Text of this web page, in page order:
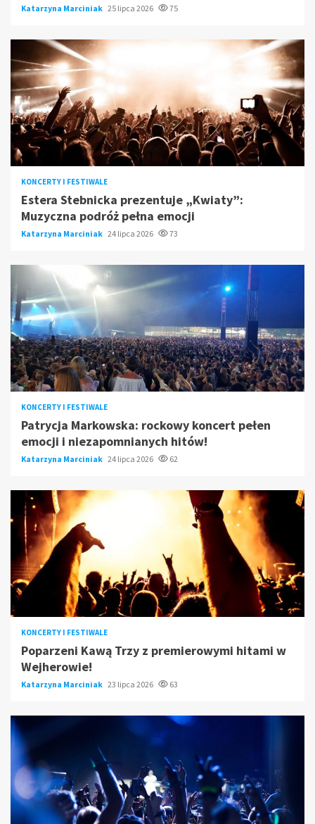
Katarzyna Marciniak 25 lipca 2026 75
KONCERTY I FESTIWALE
Estera Stebnicka prezentuje „Kwiaty”:
Muzyczna podróż pełna emocji
Katarzyna Marciniak 24 lipca 2026 73
KONCERTY I FESTIWALE
Patrycja Markowska: rockowy koncert pełen
emocji i niezapomnianych hitów!
Katarzyna Marciniak 24 lipca 2026 62
KONCERTY I FESTIWALE
Poparzeni Kawą Trzy z premierowymi hitami w
Wejherowie!
Katarzyna Marciniak 23 lipca 2026 63